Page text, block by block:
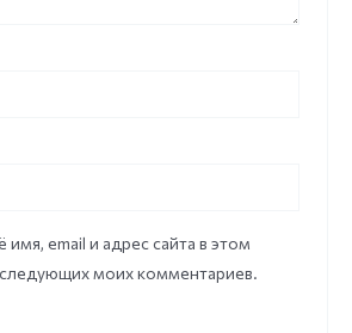
имя, email и адрес сайта в этом
моих комментариев.